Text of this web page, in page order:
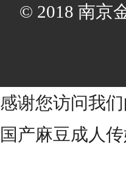
© 2018 南京
感谢您访问我
国产麻豆成人